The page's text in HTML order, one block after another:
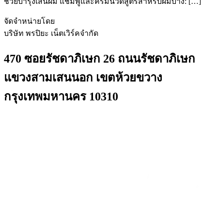
จัดจำหน่ายโดย
บริษัท พรปิยะ เน็ตเวิร์คจำกัด
470 ซอยรัชดาภิเษก 26 ถนนรัชดาภิเษก
แขวงสามเสนนอก เขตห้วยขวาง
กรุงเทพมหานคร 10310